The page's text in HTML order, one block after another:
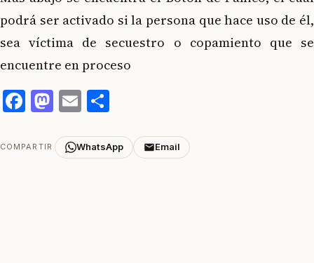
podrá ser activado si la persona que hace uso de él,
sea víctima de secuestro o copamiento que se
encuentre en proceso
Facebook
Mastodon
Email
COMPARTIR WhatsApp Email